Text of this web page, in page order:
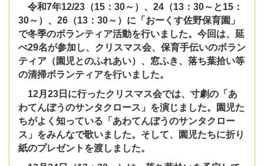
令和7年12/23（15：30～）、24（13：30～と15：
30～）、26（13：30～）に「おーくす佐野保育園」
で冬季のボランティア活動を行いました。今回は、延
べ29名が参加し、クリスマス会、保育手伝いのボラン
ティア（園児とのふれあい）、窓ふき、落ち葉拾い等
の清掃ボランティアを行いました。
12月23日に行ったクリスマス会では、寸劇の「あ
わてんぼうのサンタクロース」を演じました。園児た
ちがよく知っている「あわてんぼうのサンタクロー
ス」をみんなで歌いました。そして、園児たちに折り
紙のプレゼントを渡しました。